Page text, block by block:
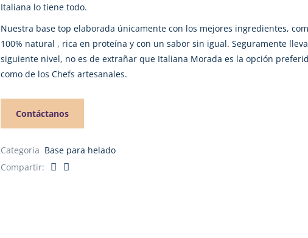
Italiana lo tiene todo.
Nuestra base top elaborada únicamente con los mejores ingredientes,
100% natural , rica en proteína y con un sabor sin igual. Seguramente
siguiente nivel, no es de extrañar que Italiana Morada es la opción
como de los Chefs artesanales.
Contáctanos
Categoría Base para helado
Compartir: